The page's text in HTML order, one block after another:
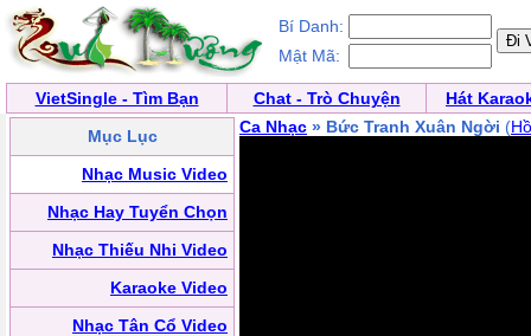
Bí Danh:
Mật Mã:
VietSingle - Tìm Bạn Chat - Trò Chuyện
Hát
Mục Lục
Nhạc Music Video
Nhạc Hay Tuyển Chọn
Nhạc Thiếu Nhi Video
Karaoke Video
Nhạc Tân Cổ Video
Ca Nhạc » Bức Tranh Xuân Ngời (